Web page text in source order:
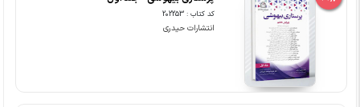
کد کتاب : 202253
انتشارات حیدری